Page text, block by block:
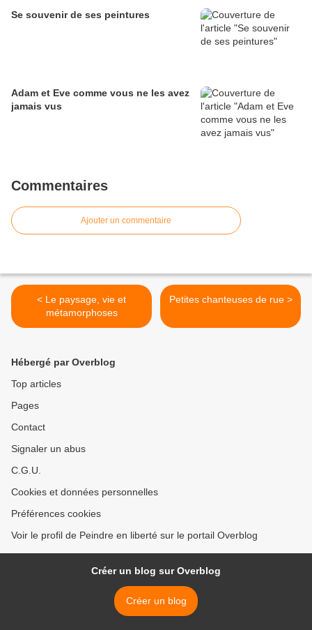
Se souvenir de ses peintures
Adam et Eve comme vous ne les avez
jamais vus
Commentaires
Ajouter un commentaire
< Le paysage, vie et
métamorphoses
Petites chanteuses de rue >
Hébergé par Overblog
Top articles
Pages
Contact
Signaler un abus
C.G.U.
Cookies et données personnelles
Préférences cookies
Voir le profil de Peindre en liberté sur le portail Overblog
Créer un blog sur Overblog
Créer un blog